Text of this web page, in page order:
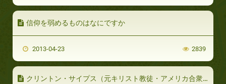
信仰を弱めるものはなにですか
2013-04-23 2839
クリントン・サイプス（元キリスト教徒・アメリカ合衆国）(パート2/2)